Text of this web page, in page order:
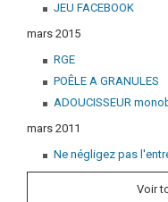
JEU FACEBOOK
mars 2015
RGE
POÊLE A GRANULES
ADOUCISSEUR
mars 2011
Ne négligez pas
Voir